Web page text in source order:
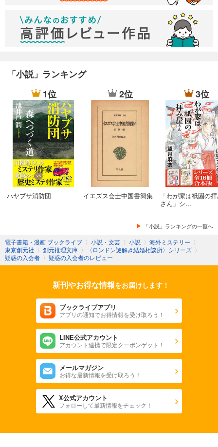
「小説」ランキング
1位
ハヤブサ消防団
2位
イエズス会士中国書簡集
3位
「わが家は祇園の
さん」シ...
「小説」ランキングの一覧へ
電子書籍・漫画 ブックライブ 〉 小説・文芸 〉 小説 〉 海外ミステリー 〉
東京創元社 〉 創元推理文庫 〉 〈ロンドン謎解き結婚相談所〉シリーズ 〉
疑惑の入会者 〉 疑惑の入会者のレビュー
新刊やお得な情報をお届けします！
ブックライブアプリ
アプリの通知でお得情報を受け取ろう！
LINE公式アカウント
アカウント連携で限定クーポンゲット！
メールマガジン
お得な最新情報を受け取ろう！
X公式アカウント
フォローして最新情報をチェック！